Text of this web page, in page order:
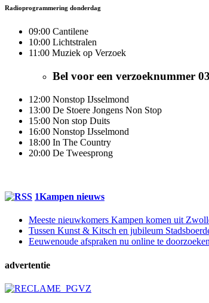
Radioprogrammering donderdag
09:00 Cantilene
10:00 Lichtstralen
11:00 Muziek op Verzoek
Bel voor een verzoeknummer
12:00 Nonstop IJsselmond
13:00 De Stoere Jongens Non Stop
15:00 Non stop Duits
16:00 Nonstop IJsselmond
18:00 In The Country
20:00 De Tweesprong
1Kampen nieuws
Meeste nieuwkomers Kampen komen uit
Tussen Kunst & Kitsch en jubileum
Eeuwenoude afspraken nu online te doorzoeken
advertentie